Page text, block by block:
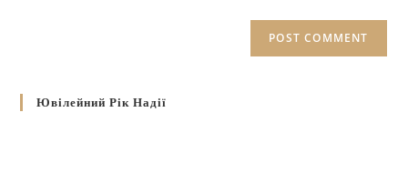
Ювілейний Рік Надії